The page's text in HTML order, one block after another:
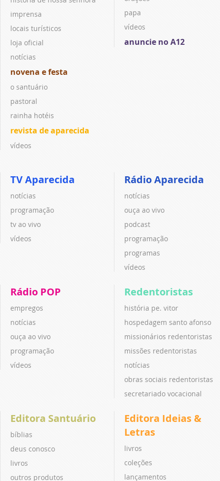
imprensa
locais turísticos
loja oficial
notícias
novena e festa
o santuário
pastoral
rainha hotéis
revista de aparecida
vídeos
papa
vídeos
anuncie no A12
TV Aparecida
notícias
programação
tv ao vivo
vídeos
Rádio Aparecida
notícias
ouça ao vivo
podcast
programação
programas
vídeos
Rádio POP
empregos
notícias
ouça ao vivo
programação
vídeos
Redentoristas
história pe. vitor
hospedagem santo afonso
missionários redentoristas
missões redentoristas
notícias
obras sociais redentoristas
secretariado vocacional
Editora Santuário
bíblias
deus conosco
livros
outros produtos
Editora Ideias &
Letras
livros
coleções
lançamentos